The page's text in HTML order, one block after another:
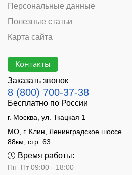
Персональные данные
Полезные статьи
Карта сайта
Контакты
Заказать звонок
8 (800) 700-37-38
Бесплатно по России
г. Москва, ул. Ткацкая 1
МО, г. Клин, Ленинградское шоссе
88км, стр. 63
Время работы:
Пн–Пт 09:00 - 18:00